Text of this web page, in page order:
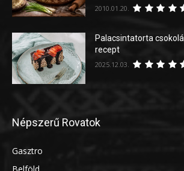
2010.01.20.
Palacsintatorta
recept
2025.12.03.
Népszerű Rovatok
Gasztro